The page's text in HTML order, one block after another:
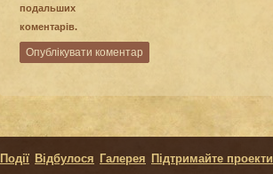
подальших
коментарів.
Події Відбулося Галерея Підтримайте проекти